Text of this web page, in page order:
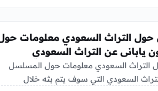
التراث السعودي معلومات
يابانى عن التراث السعودي
السعودي معلومات حول المسلسل
السعودي التي سوف يتم بثه خلال